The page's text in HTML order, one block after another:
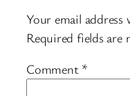
Your email
Required fields are
Comment *